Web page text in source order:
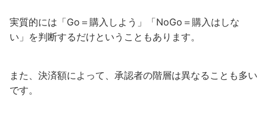
実質的には「Go＝購入しよう」「NoGo＝購入はしな
い」を判断するだけということもあります。
また、決済額によって、承認者の階層は異なることも多い
です。